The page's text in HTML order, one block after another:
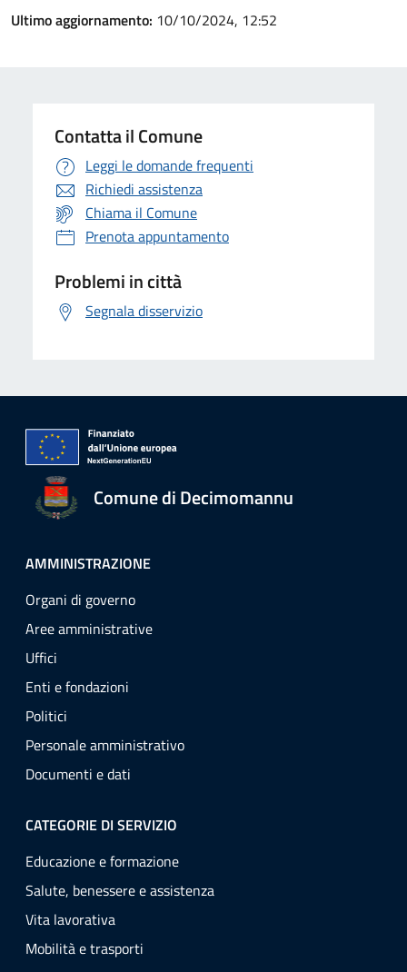
Ultimo aggiornamento: 10/10/2024, 12:52
Contatta il Comune
Leggi le domande frequenti
Richiedi assistenza
Chiama il Comune
Prenota appuntamento
Problemi in città
Segnala disservizio
Comune di Decimomannu
AMMINISTRAZIONE
Organi di governo
Aree amministrative
Uffici
Enti e fondazioni
Politici
Personale amministrativo
Documenti e dati
CATEGORIE DI SERVIZIO
Educazione e formazione
Salute, benessere e assistenza
Vita lavorativa
Mobilità e trasporti